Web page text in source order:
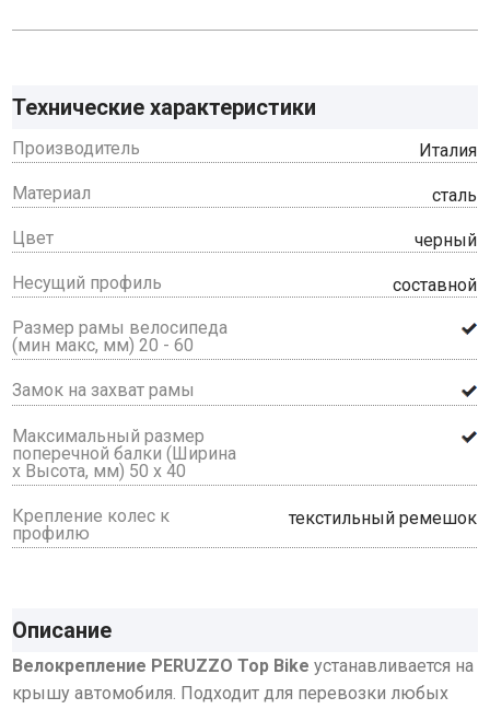
Технические характеристики
Производитель Италия
Материал сталь
Цвет черный
Несущий профиль составной
Размер рамы велосипеда
(мин макс, мм) 20 - 60
Замок на захват рамы
Максимальный размер
поперечной балки (Ширина
х Высота, мм) 50 х 40
Крепление колес к
профилю
текстильный ремешок
Описание
Велокрепление PERUZZO Top Bike устанавливается на
крышу автомобиля. Подходит для перевозки любых